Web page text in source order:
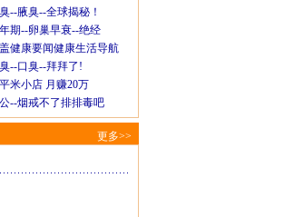
--腋臭--全球揭秘！
期--卵巢早衰--绝经
健康要闻健康生活导航
--口臭--拜拜了!
米小店 月赚20万
--烟戒不了排排毒吧
更多>>